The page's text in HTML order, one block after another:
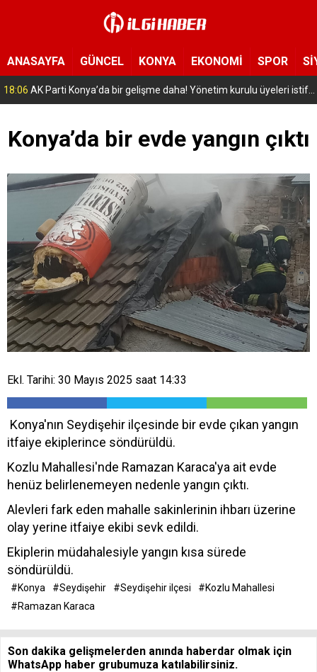
ANASAYFA GÜNCEL KONYA EKONOMİ SPOR
16:56 Selçuklu’da geleceğin mühendisleri yetişiyor! Çocuklar uzay ve havacılığa adım attı
Konya’da bir evde yangın çıktı
Ekl. Tarihi: 30 Mayıs 2025 saat 14:33
Konya'nın Seydişehir ilçesinde bir evde çıkan yangın
itfaiye ekiplerince söndürüldü.
Kozlu Mahallesi'nde Ramazan Karaca'ya ait evde
henüz belirlenemeyen nedenle yangın çıktı.
Alevleri fark eden mahalle sakinlerinin ihbarı üzerine
olay yerine itfaiye ekibi sevk edildi.
Ekiplerin müdahalesiyle yangın kısa sürede
söndürüldü.
#Konya #Seydişehir #Seydişehir ilçesi
#Kozlu Mahallesi
#Ramazan Karaca
Son dakika gelişmelerden anında haberdar olmak için
WhatsApp haber grubumuza katılabilirsiniz.